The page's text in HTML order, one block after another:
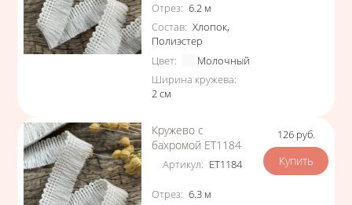
Отрез: 6.2 м
Состав: Хлопок,
Полиэстер
Цвет:
Молочный
Ширина кружева:
2см
Кружево с
бахромой ЕТ1184
Артикул: ЕТ1184
Характеристики
Отрез: 6.3 м
Цена
126 руб.